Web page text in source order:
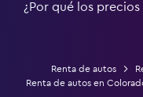
¿Por qué los precios
Renta de autos
Renta de autos en